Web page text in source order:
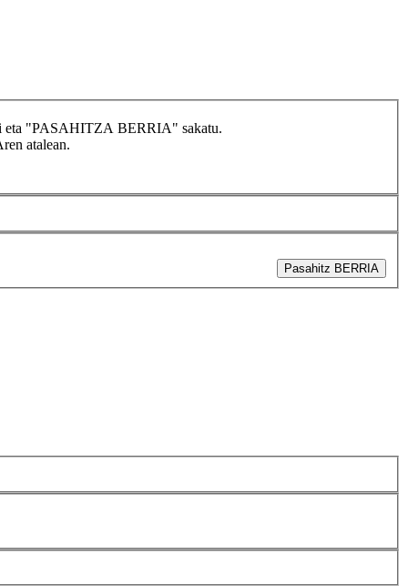
eta "PASAHITZA BERRIA" sakatu.
atalean.
Pasahitz BERRIA